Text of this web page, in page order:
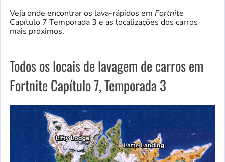
Veja onde encontrar os lava-rápidos em Fortnite
Capítulo 7 Temporada 3 e as localizações dos carros
mais próximos.
Todos os locais de lavagem de carros em
Fortnite Capítulo 7, Temporada 3